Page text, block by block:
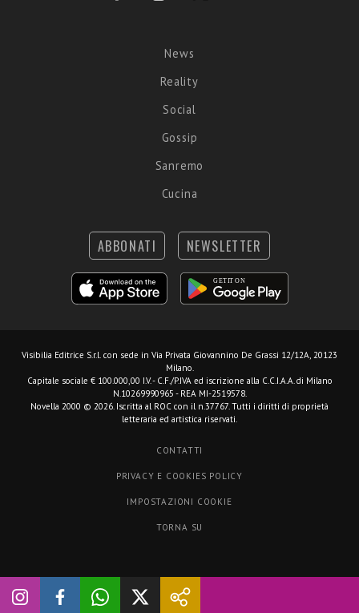
News
Reality
Social
Gossip
Sanremo
Cucina
ABBONATI NEWSLETTER
Visibilia Editrice S.r.l. con sede in Via Privata Giovannino De Grassi 12/12A, 20123
Milano.
Capitale sociale € 100.000,00 I.V. - C.F./P.IVA ed iscrizione alla C.C.I.A.A. di Milano
N.10269990965 - REA MI-2519578.
Novella 2000 © 2026. Iscritta al ROC con il n.37767. Tutti i diritti di proprietà
letteraria ed artistica riservati.
CONTATTI
PRIVACY E COOKIES POLICY
IMPOSTAZIONI COOKIE
TORNA SU